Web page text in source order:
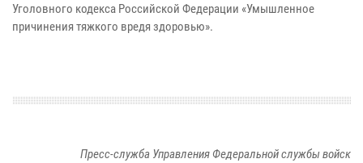
Уголовного кодекса Российской Федерации «Умышленное
причинения тяжкого вредя здоровью».
Пресс-служба Управления Федеральной службы войск